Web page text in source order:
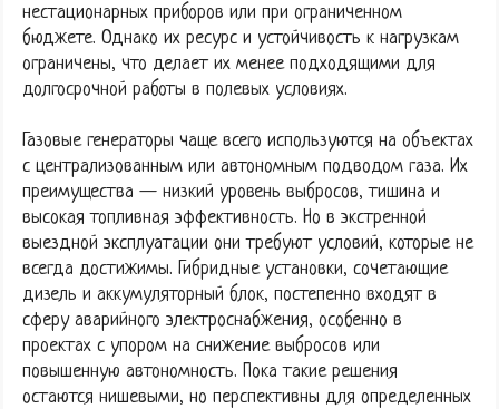
нестационарных приборов или при ограниченном
бюджете. Однако их ресурс и устойчивость к нагрузкам
ограничены, что делает их менее подходящими для
долгосрочной работы в полевых условиях.
Газовые генераторы чаще всего используются на объектах
с централизованным или автономным подводом газа. Их
преимущества — низкий уровень выбросов, тишина и
высокая топливная эффективность. Но в экстренной
выездной эксплуатации они требуют условий, которые не
всегда достижимы. Гибридные установки, сочетающие
дизель и аккумуляторный блок, постепенно входят в
сферу аварийного электроснабжения, особенно в
проектах с упором на снижение выбросов или
повышенную автономность. Пока такие решения
остаются нишевыми, но перспективны для определенных